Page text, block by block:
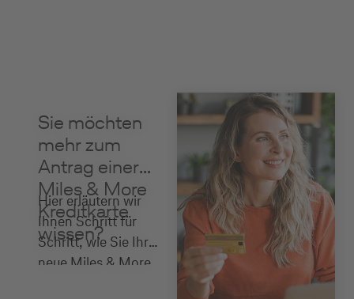
Sie möchten
mehr zum
Antrag einer
Miles & More
Kreditkarte
wissen?
Hier erläutern wir
Ihnen Schritt für
Schritt, wie Sie Ihre
neue Miles & More